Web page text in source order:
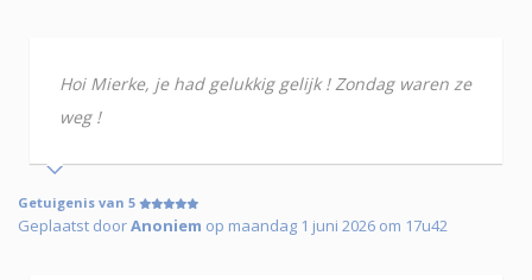
Hoi Mierke, je had gelukkig gelijk ! Zondag waren ze
weg !
Getuigenis van 5
Geplaatst doorAnoniem op maandag 1 juni 2026 om 17u42